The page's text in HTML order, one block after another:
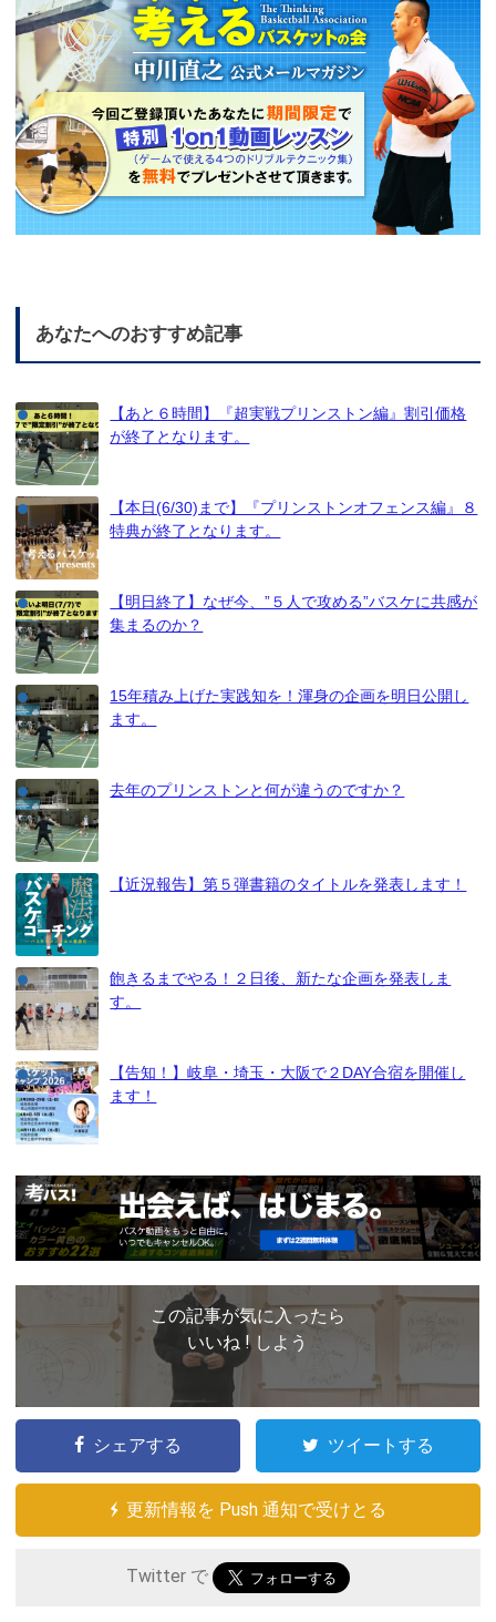
あなたへのおすすめ記事
【あと６時間】『超実戦プリンストン編』割引価格
が終了となります。
【本日(6/30)まで】『プリンストンオフェンス編』８
特典が終了となります。
【明日終了】なぜ今、”５人で攻める”バスケに共感が
集まるのか？
15年積み上げた実践知を！渾身の企画を明日公開し
ます。
去年のプリンストンと何が違うのですか？
【近況報告】第５弾書籍のタイトルを発表します！
飽きるまでやる！２日後、新たな企画を発表しま
す。
【告知！】岐阜・埼玉・大阪で２DAY合宿を開催し
ます！
この記事が気に入ったら
いいね ! しよう
シェアする ツイートする
更新情報を Push 通知で受けとる
Twitter で